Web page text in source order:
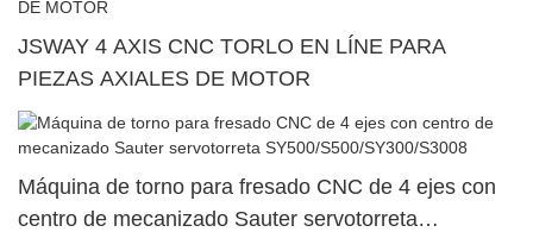
JSWAY 4 AXIS CNC TORLO EN LÍNE PARA
PIEZAS AXIALES DE MOTOR
Máquina de torno para fresado CNC de 4 ejes con
centro de mecanizado Sauter servotorreta